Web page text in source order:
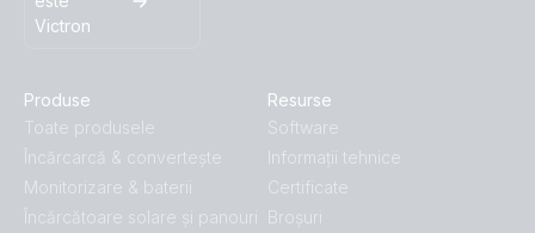
Victron
Produse
Toate produsele
Încărcarcă & convertește
Monitorizare & baterii
Încărcătoare solare și panouri
Resurse
Software
Informații tehnice
Certificate
Broșuri